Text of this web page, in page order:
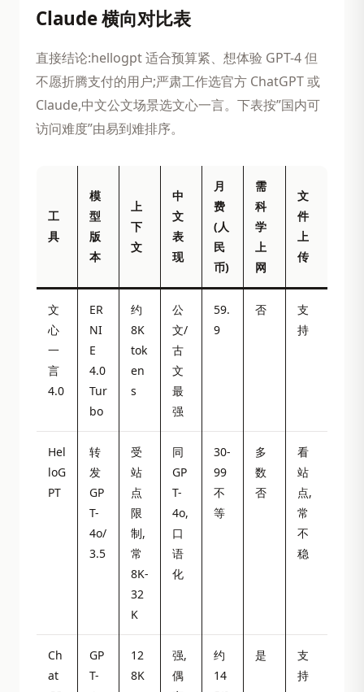
Claude 横向对比表
直接结论:hellogpt 适合预算紧、想体验 GPT-4 但
不愿折腾支付的用户;严肃工作选官方 ChatGPT 或
Claude,中文公文场景选文心一言。下表按”国内可
访问难度”由易到难排序。
工
具
模
型
版
本
上
下
文
中
文
表
现
月
费
(人
民
币)
需
科
学
上
网
文
件
上
传
文
心
一
言
4.0
ER
NI
E
4.0
Tur
bo
约
8K
tok
en
s
公
文/
古
文
最
强
59.
9
否
支
持
Hel
loG
PT
转
发
GP
T-
4o/
3.5
受
站
点
限
制,
常
8K-
32
K
同
GP
T-
4o,
口
语
化
30-
99
不
等
多
数
否
看
站
点,
常
不
稳
Ch
at
GP
T-
12
8K
强,
偶
约
14
是
支
持